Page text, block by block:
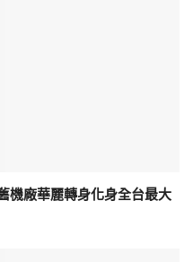
機廠華麗轉身化身全台最大